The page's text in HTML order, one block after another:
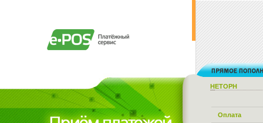
НЕТОРН
Оплата